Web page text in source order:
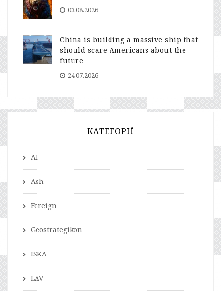
03.08.2026
China is building a massive ship that
should scare Americans about the
future
24.07.2026
КАТЕГОРІЇ
AI
Ash
Foreign
Geostrategikon
ISKA
LAV